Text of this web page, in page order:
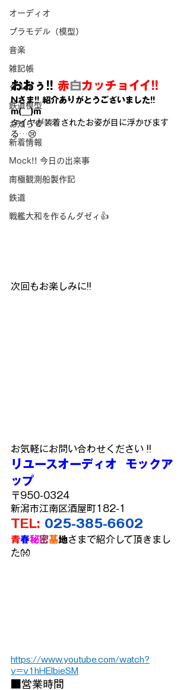
オーディオ
プラモデル（模型）
音楽
雑記帳
グルメ
鉄道模型
お知らせ
新着情報
Mock!! 今日の出来事
南極観測船製作記
鉄道
戦艦大和を作るんダゼィ👍
おおぅ!! 赤白カッチョイイ!!
Nさま!! 紹介ありがとうございました!!
m(__)m
タイヤが装着されたお姿が目に浮かびます
る…😢
次回もお楽しみに!!
お気軽にお問い合わせください !!
リユースオーディオ  モックア
ップ
〒950-0324
新潟市江南区酒屋町182-1
TEL: 025-385-6602
青春秘密基地さまで紹介して頂きまし
た👐
https://www.youtube.com/watch?
v=v1hHEIbieSM
■営業時間